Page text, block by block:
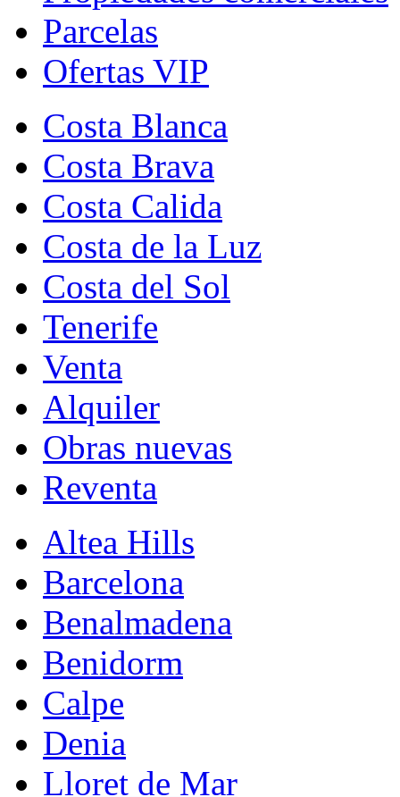
Parcelas
Ofertas VIP
Costa Blanca
Costa Brava
Costa Calida
Costa de la Luz
Costa del Sol
Tenerife
Venta
Alquiler
Obras nuevas
Reventa
Altea Hills
Barcelona
Benalmadena
Benidorm
Calpe
Denia
Lloret de Mar